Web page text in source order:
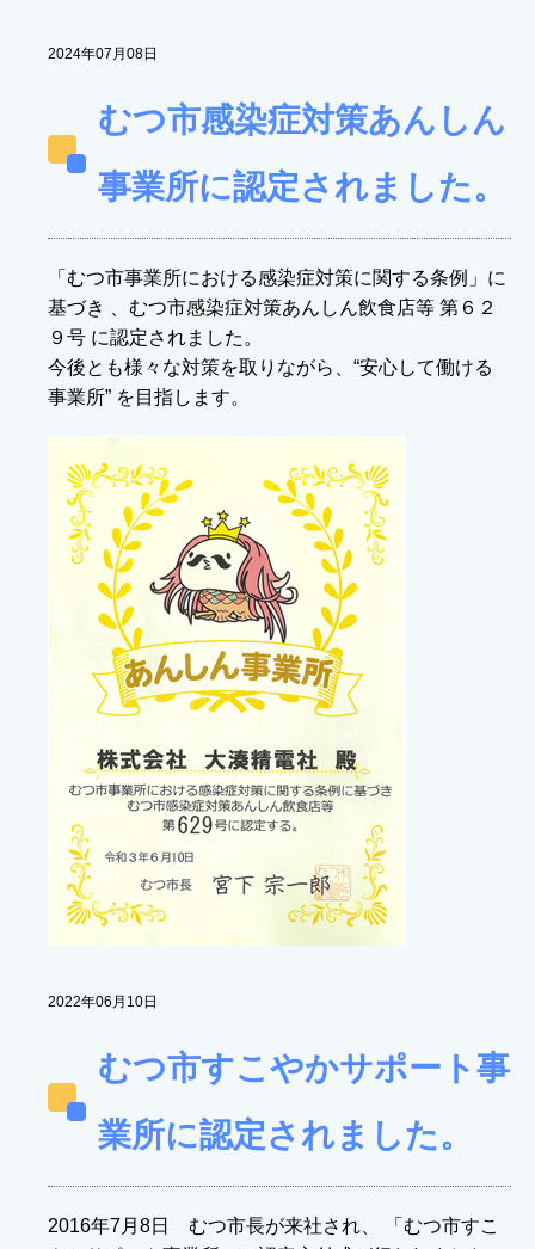
2024年07月08日
むつ市感染症対策あんしん
事業所に認定されました。
「むつ市事業所における感染症対策に関する条例」に
基づき 、むつ市感染症対策あんしん飲食店等 第６２
９号 に認定されました。
今後とも様々な対策を取りながら、“安心して働ける
事業所” を目指します。
2022年06月10日
むつ市すこやかサポート事
業所に認定されました。
2016年7月8日 むつ市長が来社され、 「むつ市すこ